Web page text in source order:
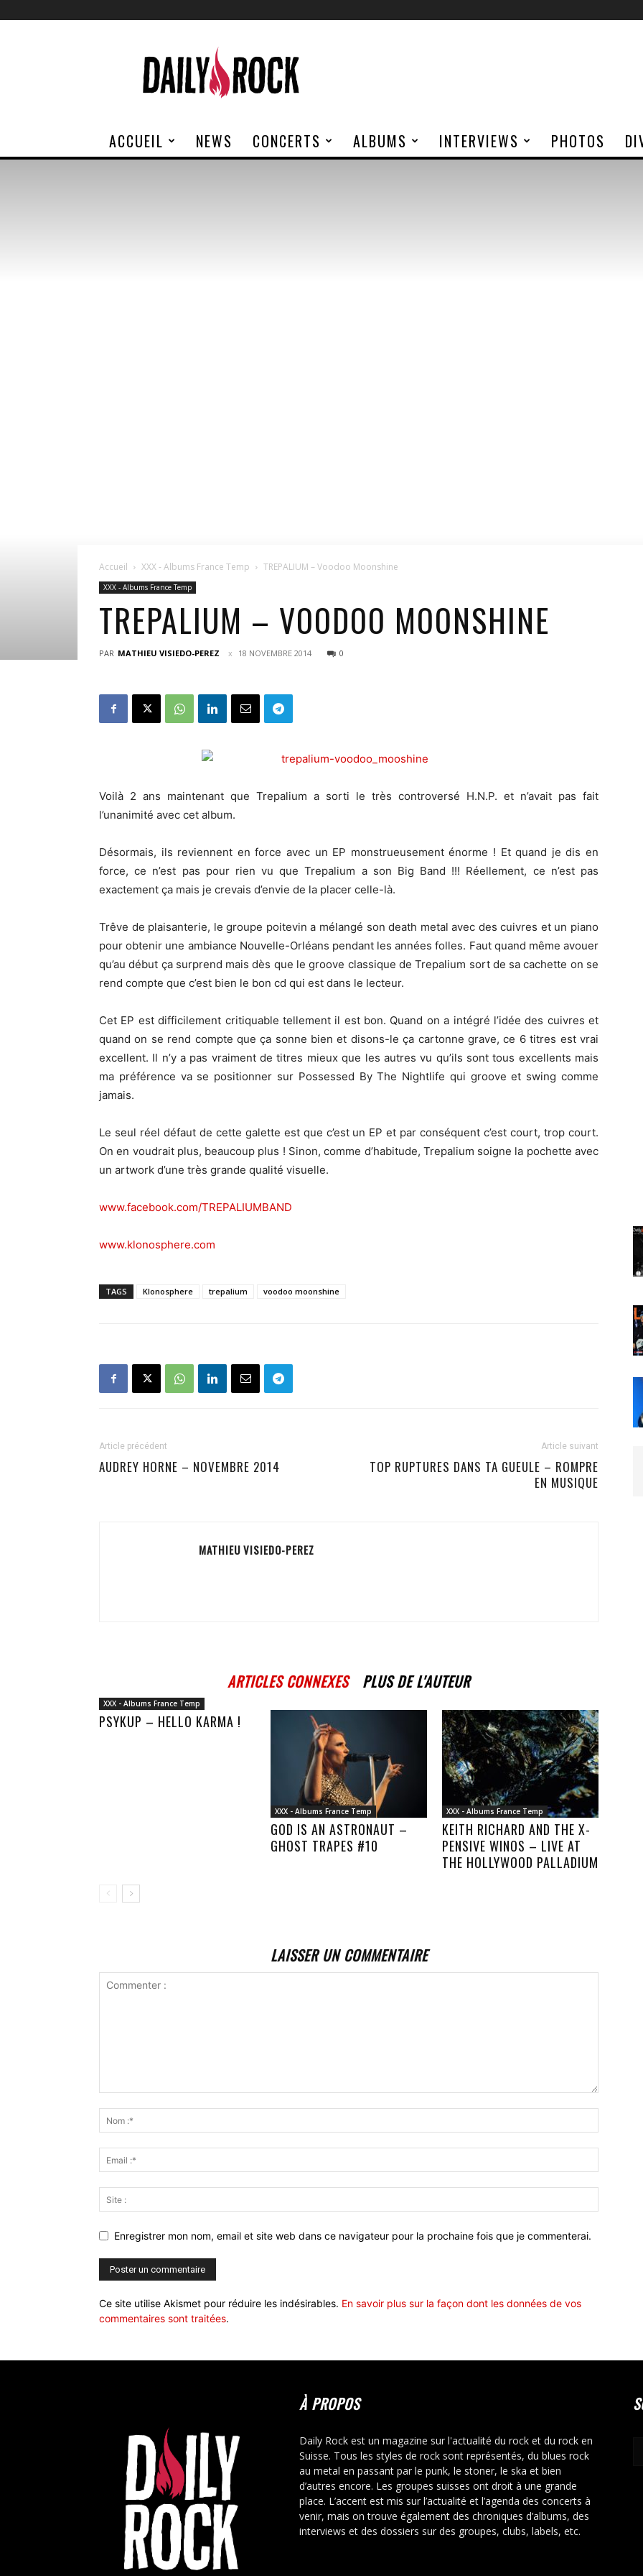
Rock
ACCUEIL NEWS CONCERTS ALBUMS INTERVIEWS PHOTOS
Accueil XXX - Albums France Temp TREPALIUM – Voodoo Moonshine
XXX - Albums France Temp
TREPALIUM – VOODOO MOONSHINE
PAR MATHIEU VISIEDO-PEREZ 18 NOVEMBRE 2014 0
Voilà 2 ans maintenant que Trepalium a sorti le très controversé H.N.P. et n’avait pas fait
l’unanimité avec cet album.
Désormais, ils reviennent en force avec un EP monstrueusement énorme ! Et quand je dis en
force, ce n’est pas pour rien vu que Trepalium a son Big Band !!! Réellement, ce n’est pas
exactement ça mais je crevais d’envie de la placer celle-là.
Trêve de plaisanterie, le groupe poitevin a mélangé son death metal avec des cuivres et un piano
pour obtenir une ambiance Nouvelle-Orléans pendant les années folles. Faut quand même avouer
qu’au début ça surprend mais dès que le groove classique de Trepalium sort de sa cachette on se
rend compte que c’est bien le bon cd qui est dans le lecteur.
Cet EP est difficilement critiquable tellement il est bon. Quand on a intégré l’idée des cuivres et
quand on se rend compte que ça sonne bien et disons-le ça cartonne grave, ce 6 titres est vrai
excellent. Il n’y a pas vraiment de titres mieux que les autres vu qu’ils sont tous excellents mais
ma préférence va se positionner sur Possessed By The Nightlife qui groove et swing comme
jamais.
Le seul réel défaut de cette galette est que c’est un EP et par conséquent c’est court, trop court.
On en voudrait plus, beaucoup plus ! Sinon, comme d’habitude, Trepalium soigne la pochette avec
un artwork d’une très grande qualité visuelle.
www.facebook.com/TREPALIUMBAND
www.klonosphere.com
TAGS Klonosphere trepalium voodoo moonshine
Article précédent
AUDREY HORNE – NOVEMBRE 2014
Article suivant
TOP RUPTURES DANS TA GUEULE – ROMPRE
EN MUSIQUE
MATHIEU VISIEDO-PEREZ
ARTICLES CONNEXES PLUS DE L'AUTEUR
XXX - Albums France Temp
PSYKUP – HELLO KARMA !
XXX - Albums France Temp
GOD IS AN ASTRONAUT –
GHOST TRAPES #10
XXX - Albums France Temp
KEITH RICHARD AND THE X-
PENSIVE WINOS – LIVE AT
THE HOLLYWOOD PALLADIUM
LAISSER UN COMMENTAIRE
Enregistrer mon nom, email et site web dans ce navigateur pour la prochaine fois que je commenterai.
Ce site utilise Akismet pour réduire les indésirables. En savoir plus sur la façon dont les données de vos
commentaires sont traitées.
À PROPOS
Daily Rock est un magazine sur l'actualité du rock et du rock en
Suisse. Tous les styles de rock sont représentés, du blues rock
au metal en passant par le punk, le stoner, le ska et bien
d’autres encore. Les groupes suisses ont droit à une grande
place. L’accent est mis sur l’actualité et l’agenda des concerts à
venir, mais on trouve également des chroniques d’albums, des
interviews et des dossiers sur des groupes, clubs, labels, etc.